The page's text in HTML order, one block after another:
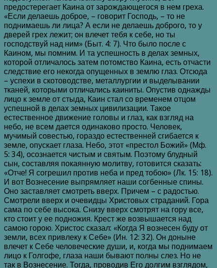
предостерегает Каина от зарождающегося в нем греха.
«Если делаешь доброе, – говорит Господь, – то не
поднимаешь ли лица? А если не делаешь доброго, то у
дверей грех лежит; он влечет тебя к себе, но ты
господствуй над ним» (Быт. 4: 7). Что было после с
Каином, мы помним. И та успешность в делах земных,
которой отличалось затем потомство Каина, есть отчасти
следствие его некогда опущенных в землю глаз. Отсюда
– успехи в скотоводстве, металлургии и выделывании
тканей, которыми отличались каиниты. Опустив однажды
лицо к земле от стыда, Каин стал со временем отцом
успешной в делах земных цивилизации. Такое
естественное движение головы и глаз, как взгляд на
небо, не всем дается одинаково просто. Человек,
мучимый совестью, гораздо естественней сгибается к
земле, опускает глаза. Небо, этот «престол Божий» (Мф.
5: 34), осознается чистым и святым. Поэтому блудный
сын, составляя покаянную молитву, готовится сказать:
«Отче! Я согрешил против неба и пред тобою» (Лк. 15: 18).
И вот Вознесение выпрямляет наши согбенные спины.
Оно заставляет смотреть вверх. Причем – с радостью.
Смотрели вверх и очевидцы Христовых страданий. Гора
сама по себе высока. Снизу вверх смотрят на гору все,
кто стоит у ее подножия. Крест же возвышается над
самою горою. Христос сказал: «Когда Я вознесен буду от
земли, всех привлеку к Себе» (Ин. 12: 32). Он доныне
влечет к Себе человеческие души, и, когда мы поднимаем
лицо к Голгофе, глаза наши бывают полны слез. Но не
так в Вознесение. Тогда, проводив Его долгим взглядом,